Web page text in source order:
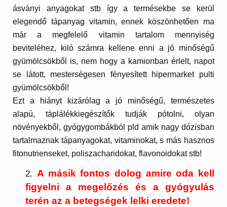
ásványi anyagokat stb így a termésekbe se kerül
elegendő tápanyag vitamin, ennek köszönhetően ma
már a megfelelő vitamin tartalom mennyiség
beviteléhez, kiló számra kellene enni a jó minőségű
gyümölcsökből is, nem hogy a kamionban érlelt, napot
se látott, mesterségesen fényesített hipermarket pulti
gyümölcsökből!
Ezt a hiányt kizárólag a jó minőségű, természetes
alapú, táplálékkiegészítők tudják pótolni, olyan
növényekből, gyógygombákból pld amik nagy dózisban
tartalmaznak tápanyagokat, vitaminokat, s más hasznos
fitonutrienseket, poliszacharidokat, flavonoidokat stb!
A másik fontos dolog amire oda kell
figyelni a megelőzés és a gyógyulás
terén az a betegségek lelki eredete!